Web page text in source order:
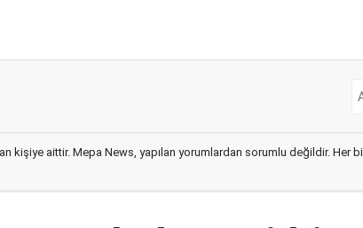
kişiye aittir. Mepa News, yapılan yorumlardan sorumlu değildir. Her